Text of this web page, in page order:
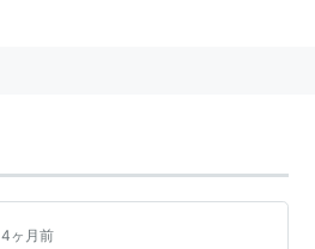
4ヶ月前